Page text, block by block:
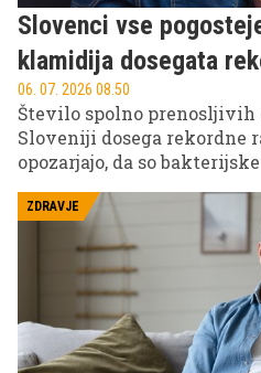
Slovenci vse
klamidija dosegata
06. 07. 2026 08.50
Število spolno prenosljivih
Sloveniji dosega rekordne
opozarjajo, da so
strmem porastu, med
izpostavljajo vse manjšo
ZDRAVJE